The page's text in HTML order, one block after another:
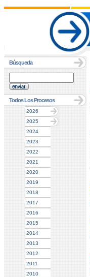
Búsqueda
Todos Los Procesos
2026
2025
2024
2023
2022
2021
2020
2019
2018
2017
2016
2015
2014
2013
2012
2011
2010